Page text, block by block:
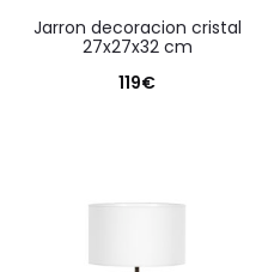
jarron decoracion cristal
27x27x32 cm
119€